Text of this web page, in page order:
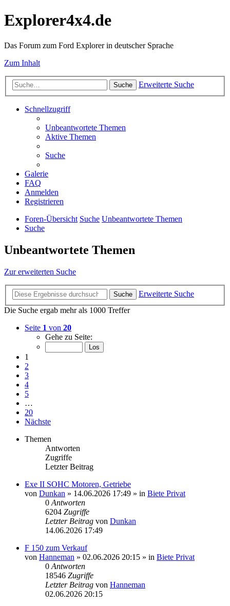
Explorer4x4.de
Das Forum zum Ford Explorer in deutscher Sprache
Zum Inhalt
Suche Erweiterte Suche
Schnellzugriff
Unbeantwortete Themen
Aktive Themen
Suche
Galerie
FAQ
Anmelden
Registrieren
Foren-Übersicht Suche Unbeantwortete Themen
Suche
Unbeantwortete Themen
Zur erweiterten Suche
Suche
Erweiterte Suche
Die Suche ergab mehr als 1000 Treffer
Seite 1 von 20
Gehe zu Seite:
1
2
3
4
5
…
20
Nächste
Themen
Antworten
Zugriffe
Letzter Beitrag
Exe II SOHC Motoren, Getriebe
von Dunkan » 14.06.2026 17:49 » in Biete Privat
0 Antworten
6204 Zugriffe
Letzter Beitrag von Dunkan
14.06.2026 17:49
F 150 zum Verkauf
von Hanneman » 02.06.2026 20:15 » in Biete Privat
0 Antworten
18546 Zugriffe
Letzter Beitrag von Hanneman
02.06.2026 20:15